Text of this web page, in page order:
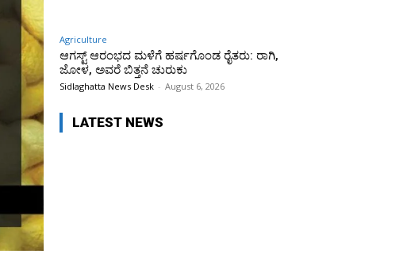
Agriculture
ಆಗಸ್ಟ್ ಆರಂಭದ ಮಳೆಗೆ ಹರ್ಷಗೊಂಡ ರೈತರು: ರಾಗಿ,
ಜೋಳ, ಅವರೆ ಬಿತ್ತನೆ ಚುರುಕು
Sidlaghatta News Desk - August 6, 2026
LATEST NEWS